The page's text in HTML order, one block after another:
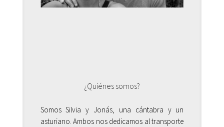
¿Quiénes somos?
Somos Silvia y Jonás, una cántabra y un
asturiano. Ambos nos dedicamos al transporte